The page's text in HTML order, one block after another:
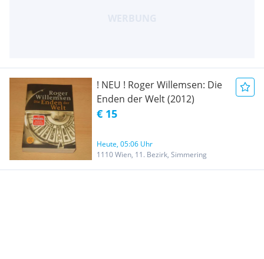
! NEU ! Roger Willemsen: Die
Enden der Welt (2012)
€ 15
Heute, 05:06 Uhr
1110 Wien, 11. Bezirk, Simmering